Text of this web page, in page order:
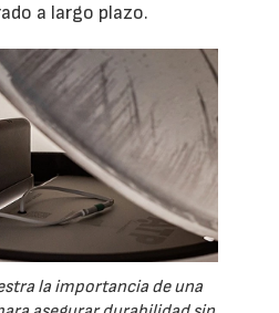
a largo plazo.
la importancia de una